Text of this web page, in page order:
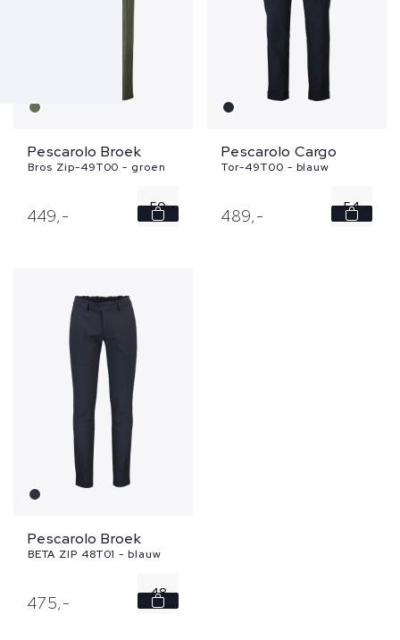
Pescarolo Broek
Bros Zip-49T00 - groen
449,- 50
Pescarolo Cargo
Tor-49T00 - blauw
489,- 54
Pescarolo Broek
BETA ZIP 48T01 - blauw
475,- 48